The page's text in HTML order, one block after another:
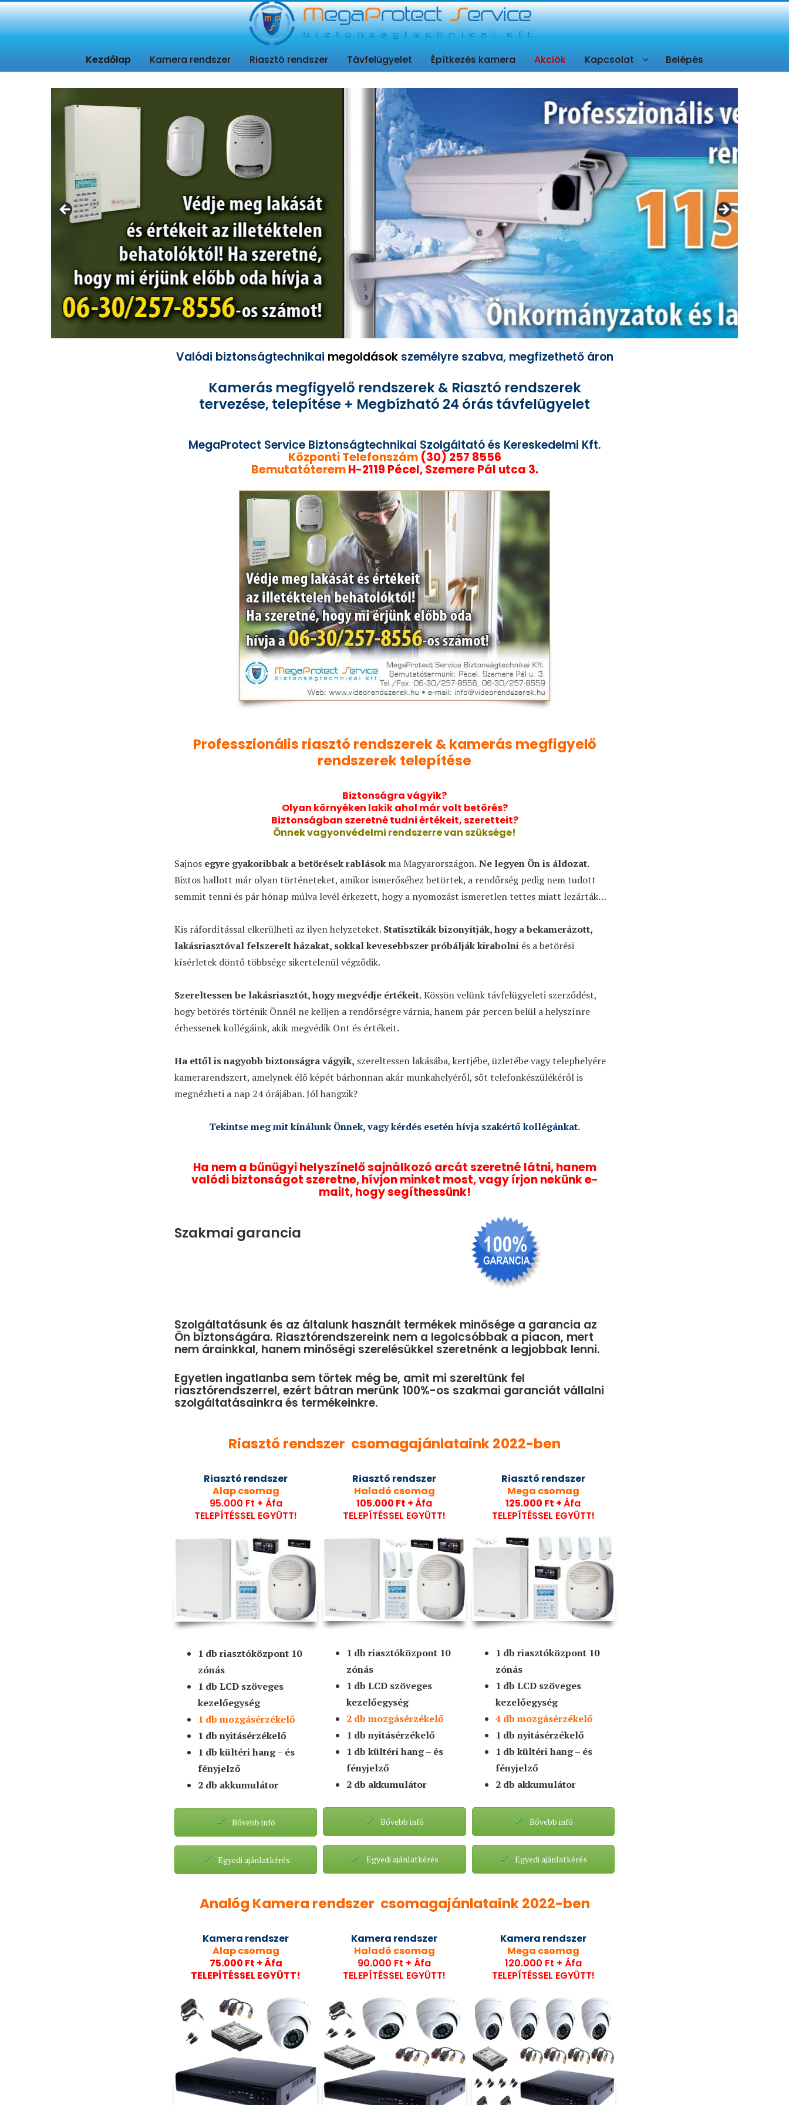
Kamera rendszer. Riasztó rendszer tervezés, telepítés, Távfelügyelet
Kezdőlap Kamera rendszer Riasztó rendszer Távfelügyelet Építkezés kamera Akciók Kapcsolat Belépés
Valódi biztonságtechnikai megoldások személyre szabva, megfizethető áron
Kamerás megfigyelő rendszerek & Riasztó rendszerek
tervezése, telepítése + Megbízható 24 órás távfelügyelet
MegaProtect Service Biztonságtechnikai Szolgáltató és Kereskedelmi Kft.
Központi Telefonszám (30) 257 8556
BemutatóteremH-2119 Pécel, Szemere Pál utca 3.
Professzionális riasztó rendszerek & kamerás megfigyelő
rendszerek telepítése
Biztonságra vágyik?
Olyan környéken lakik ahol már volt betörés?
Biztonságban szeretné tudni értékeit, szeretteit?
Önnek vagyonvédelmi rendszerre van szüksége!
Sajnos egyre gyakoribbak a betörések rablások ma Magyarországon. Ne legyen Ön is áldozat.
Biztos hallott már olyan történeteket, amikor ismerőséhez betörtek, a rendőrség pedig nem tudott
semmit tenni és pár hónap múlva levél érkezett, hogy a nyomozást ismeretlen tettes miatt lezárták…
Kis ráfordítással elkerülheti az ilyen helyzeteket. Statisztikák bizonyítják, hogy a bekamerázott,
lakásriasztóval felszerelt házakat, sokkal kevesebbszer próbálják kirabolni és a betörési
kísérletek döntő többsége sikertelenül végződik.
Szereltessen be lakásriasztót, hogy megvédje értékeit.Kössön velünk távfelügyeleti szerződést,
hogy betörés történik Önnél ne kelljen a rendőrségre várnia, hanem pár percen belül a helyszínre
érhessenek kollégáink, akik megvédik Önt és értékeit.
Ha ettől is nagyobb biztonságra vágyik, szereltessen lakásába, kertjébe, üzletébe vagy telephelyére
kamerarendszert, amelynek élő képét bárhonnan akár munkahelyéről, sőt telefonkészülékéről is
megnézheti a nap 24 órájában. Jól hangzik?
Tekintse meg mit kínálunk Önnek, vagy kérdés esetén hívja szakértő kollégánkat.
Ha nem a bűnügyi helyszínelő sajnálkozó arcát szeretné látni, hanem
valódi biztonságot szeretne, hívjon minket most, vagy írjon nekünk e-
mailt, hogy segíthessünk!
Szakmai garancia
Szolgáltatásunk és az általunk használt termékek minősége a garancia az
Ön biztonságára. Riasztórendszereink nem a legolcsóbbak a piacon, mert
nem árainkkal, hanem minőségi szerelésükkel szeretnénk a legjobbak lenni.
Egyetlen ingatlanba sem törtek még be, amit mi szereltünk fel
riasztórendszerrel, ezért bátran merünk 100%-os szakmai garanciát vállalni
szolgáltatásainkra és termékeinkre.
Riasztó rendszer csomagajánlataink 2022-ben
Riasztó rendszer
Alap csomag
95.000 Ft + Áfa
TELEPÍTÉSSEL EGYÜTT!
1 db riasztóközpont 10
zónás
1 db LCD szöveges
kezelőegység
1 db mozgásérzékelő
1 db nyitásérzékelő
1 db kültéri hang – és
fényjelző
2 db akkumulátor
Bővebb infó
Egyedi ajánlatkérés
Riasztó rendszer
Haladó csomag
105.000 Ft +Áfa
TELEPÍTÉSSEL EGYÜTT!
1 db riasztóközpont 10
zónás
1 db LCD szöveges
kezelőegység
2 db mozgásérzékelő
1 db nyitásérzékelő
1 db kültéri hang – és
fényjelző
2 db akkumulátor
Bővebb infó
Egyedi ajánlatkérés
Riasztó rendszer
Mega csomag
125.000 Ft +Áfa
TELEPÍTÉSSEL EGYÜTT!
1 db riasztóközpont 10
zónás
1 db LCD szöveges
kezelőegység
4 db mozgásérzékelő
1 db nyitásérzékelő
1 db kültéri hang – és
fényjelző
2 db akkumulátor
Bővebb infó
Egyedi ajánlatkérés
Analóg Kamera rendszer csomagajánlataink 2022-ben
Kamera rendszer
Alap csomag
75.000 Ft + Áfa
TELEPÍTÉSSEL EGYÜTT!
Kamera rendszer
Haladó csomag
90.000 Ft + Áfa
TELEPÍTÉSSEL EGYÜTT!
Kamera rendszer
Mega csomag
120.000 Ft + Áfa
TELEPÍTÉSSEL EGYÜTT!